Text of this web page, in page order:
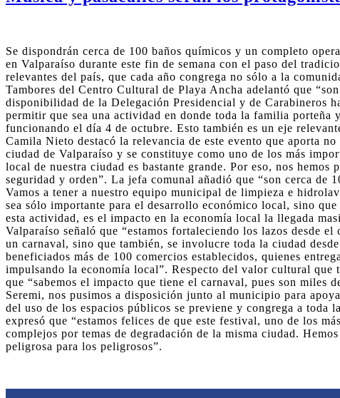
Se dispondrán cerca de 100 baños químicos y un completo
en Valparaíso durante este fin de semana con el paso del
relevantes del país, que cada año congrega no sólo a la
Tambores del Centro Cultural de Playa Ancha adelantó que
disponibilidad de la Delegación Presidencial y de Carabineros
permitir que sea una actividad en donde toda la familia porteña
funcionando el día 4 de octubre. Esto también es un eje
Camila Nieto destacó la relevancia de este evento que aporta
ciudad de Valparaíso y se constituye como uno de los más
local de nuestra ciudad es bastante grande. Por eso, nos
seguridad y orden”. La jefa comunal añadió que “son cerca de
Vamos a tener a nuestro equipo municipal de limpieza e
sea sólo importante para el desarrollo económico local, sino
esta actividad, es el impacto en la economía local la llegada
Valparaíso señaló que “estamos fortaleciendo los lazos desde
un carnaval, sino que también, se involucre toda la ciudad
beneficiados más de 100 comercios establecidos, quienes
impulsando la economía local”. Respecto del valor cultural
que “sabemos el impacto que tiene el carnaval, pues son
Seremi, nos pusimos a disposición junto al municipio para
del uso de los espacios públicos se previene y congrega a
expresó que “estamos felices de que este festival, uno de los
complejos por temas de degradación de la misma ciudad.
peligrosa para los peligrosos”.